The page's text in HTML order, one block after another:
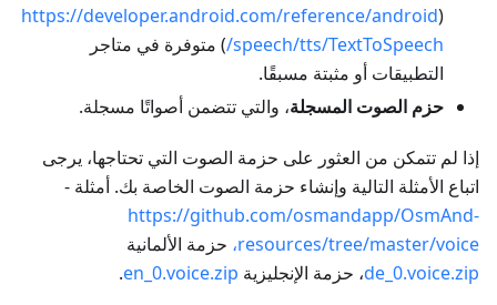
(
https://developer.android.com/reference/android
/speech/tts/TextToSpeech) متوفرة في متاجر
التطبيقات أو مثبتة مسبقًا.
حزم الصوت المسجلة، والتي تتضمن أصواتًا مسجلة.
إذا لم تتمكن من العثور على حزمة الصوت التي تحتاجها، يرجى
اتباع الأمثلة التالية وإنشاء حزمة الصوت الخاصة بك. أمثلة -
https://github.com/osmandapp/OsmAnd-
resources/tree/master/voice، حزمة الألمانية
de_0.voice.zip، حزمة الإنجليزية en_0.voice.zip
.